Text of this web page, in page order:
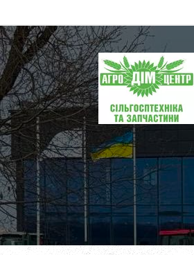
ПП
"Агродім-
центр"
-
продаж
техніки
та
запчастин